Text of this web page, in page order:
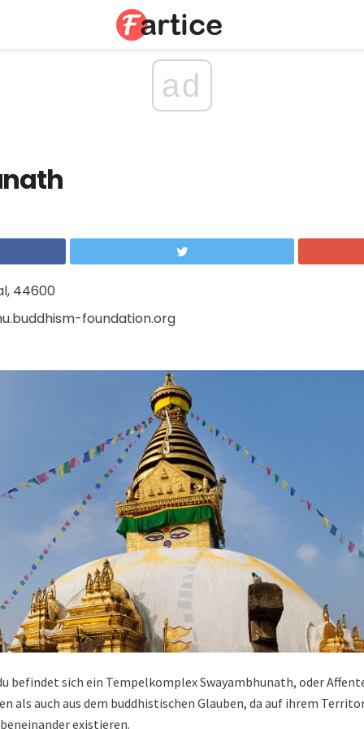
ad
44600
foundation.org
befindet sich ein Tempelkomplex Swayambhunath, oder
als auch aus dem buddhistischen Glauben, da auf ihrem
existieren.